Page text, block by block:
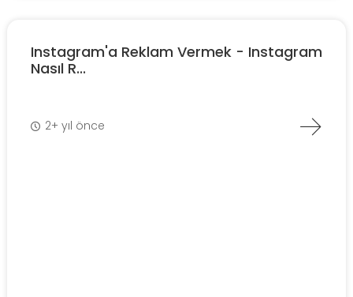
Instagram'a Reklam Vermek - Instagram
Nasıl R...
2+ yıl önce